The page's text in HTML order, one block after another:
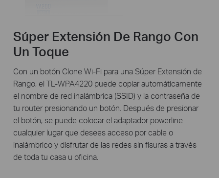
Súper Extensión De Rango Con
Un Toque
Con un botón Clone Wi-Fi para una Súper Extensión de
Rango, el TL-WPA4220 puede copiar automáticamente
el nombre de red inalámbrica (SSID) y la contraseña de
tu router presionando un botón. Después de presionar
el botón, se puede colocar el adaptador powerline
cualquier lugar que desees acceso por cable o
inalámbrico y disfrutar de las redes sin fisuras a través
de toda tu casa u oficina.